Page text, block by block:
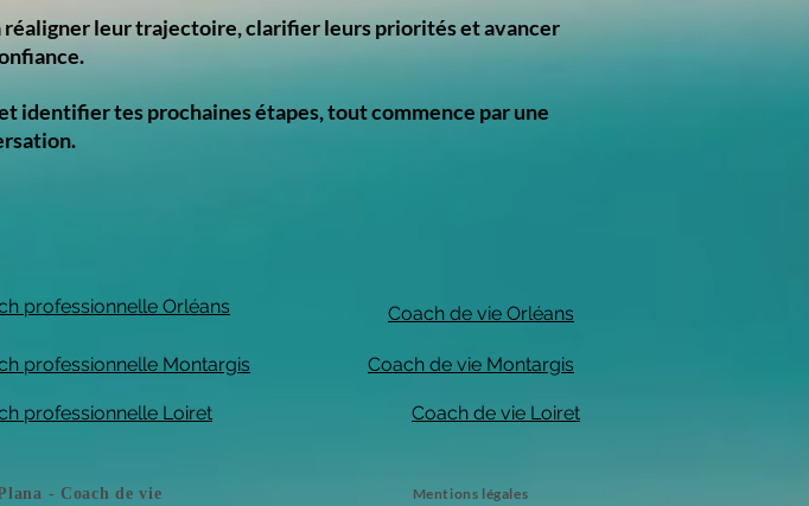
réaligner leur trajectoire, clarifier leurs priorités et avancer
identifier tes prochaines étapes, tout commence par une
professionnelle Orléans​
professionnelle Montargis
professionnelle Loiret
- Coach de vie
Coach de vie Orléans​
Coach de vie Montargis
Coach de vie Loiret
Mentions légales